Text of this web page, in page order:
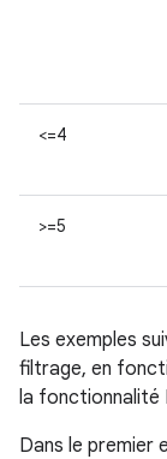
<=4
>=5
Les exemples
filtrage, en
la fonctionnalité
Dans le premier